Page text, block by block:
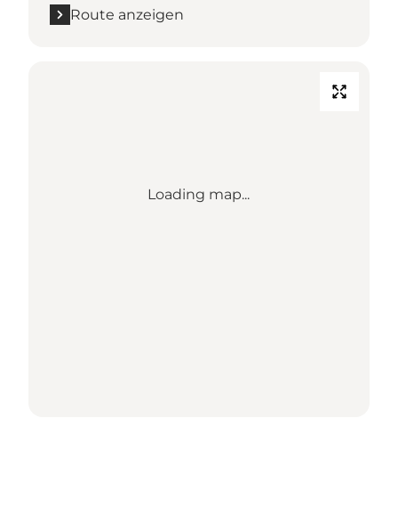
Route anzeigen
Loading map...